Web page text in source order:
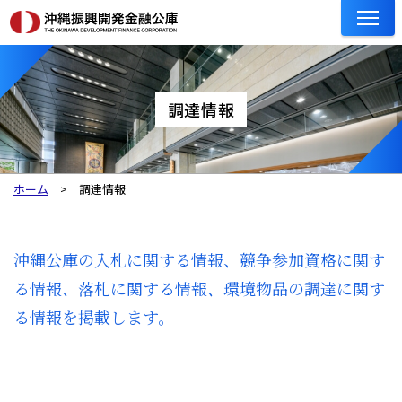
調達情報
ホーム 調達情報
沖縄公庫の入札に関する情報、競争参加資格に関す
る情報、落札に関する情報、環境物品の調達に関す
る情報を掲載します。